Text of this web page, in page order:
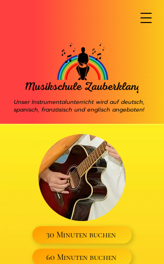
Unser Instrumentalunterricht wird auf deutsch,
spanisch, französisch und englisch angeboten!
30 Minuten buchen
60 Minuten buchen